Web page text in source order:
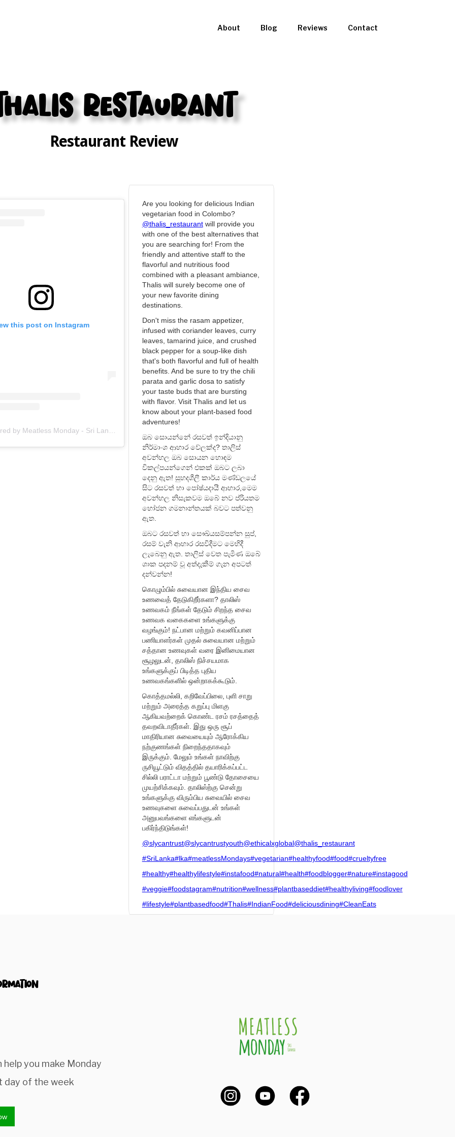
About Blog Reviews Contact
Restaurant
Restaurant Review
this post on Instagram
Are you looking for delicious Indian
vegetarian food in Colombo?
@thalis_restaurantwill provide you
with one of the best alternatives that
you are searching for! From the
friendly and attentive staff to the
flavorful and nutritious food
combined with a pleasant ambiance,
Thalis will surely become one of
your new favorite dining
destinations.
Don't miss the rasam appetizer,
infused with coriander leaves, curry
leaves, tamarind juice, and crushed
black pepper for a soup-like dish
that's both flavorful and full of health
benefits. And be sure to try the chili
parata and garlic dosa to satisfy
your taste buds that are bursting
with flavor. Visit Thalis and let us
know about your plant-based food
adventures!
ඔබ සොයන්නේ රසවත් ඉන්දියානු
නිර්මාංශ ආහාර වේලක්ද? තාලිස්
අවන්හල ඔබ සොයන හොඳම
විකල්පයන්ගෙන් එකක් ඔබට ලබා
දෙනු ඇත! සුහදශීලී කාර්ය මණ්ඩලයේ
සිට රසවත් හා පෝෂ්යදායී ආහාර,මෙම
අවන්හල නිසැකවම ඔබේ නව ප්රියතම
භෝජන ගමනාන්තයක් බවට පත්වනු
ඇත.
ඔබට රසවත් හා සෞඛ්යසම්පන්න සුප්,
රසම් වැනි ආහාර රසවිදීමට මෙහිදී
ලැබෙනු ඇත. තාලිස් වෙත පැමිණ ඔබේ
ශාක පදනම් වූ අත්දැකීම් ගැන අපටත්
දන්වන්න!
கொழும்பில் சுவையான இந்திய சைவ
உணவைத் தேடுகிறீர்களா? தாலிஸ்
உணவகம் நீங்கள் தேடும் சிறந்த சைவ
உணவக வகைகளை உங்களுக்கு
வழங்கும்! நட்பான மற்றும் கவனிப்பான
பணியாளர்கள் முதல் சுவையான மற்றும்
சத்தான உணவுகள் வரை இனிமையான
சூழலுடன், தாலிஸ் நிச்சயமாக
உங்களுக்குப் பிடித்த புதிய
உணவகங்களில் ஒன்றாகக்கூடும்.
கொத்தமல்லி, கறிவேப்பிலை, புளி சாறு
மற்றும் அரைத்த கறுப்பு மிளகு
ஆகியவற்றைக் கொண்ட ரசம் ரசத்தைத்
தவறவிடாதீர்கள். இது ஒரு சூப்
மாதிரியான சுவையையும் ஆரோக்கிய
நற்குணங்கள் நிறைந்ததாகவும்
இருக்கும். மேலும் உங்கள் நாவிற்கு
ருசியூட்டும் விதத்தில் தயாரிக்கப்பட்ட
சில்லி பராட்டா மற்றும் பூண்டு தோசையை
முயற்சிக்கவும். தாலிஸ்ற்கு சென்று
உங்களுக்கு விரும்பிய சுவையில் சைவ
உணவுகளை சுவைப்பதுடன் உங்கள்
அனுபவங்களை எங்களுடன்
பகிர்ந்திடுங்கள்!
@slycantrust@slycantrustyouth@ethicalxglobal@thalis_restaurant
#SriLanka#lka#meatlessMondays#vegetarian#healthyfood#food#crueltyfree
#healthy#healthylifestyle#instafood#natural#health#foodblogger#nature#instagood
#veggie#foodstagram#nutrition#wellness#plantbaseddiet#healthyliving#foodlover
#lifestyle#plantbasedfood#Thalis#IndianFood#deliciousdining#CleanEats
help you make Monday
day of the week